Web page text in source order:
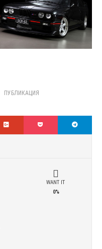
ПУБЛИКАЦИЯ
WANT IT
0%